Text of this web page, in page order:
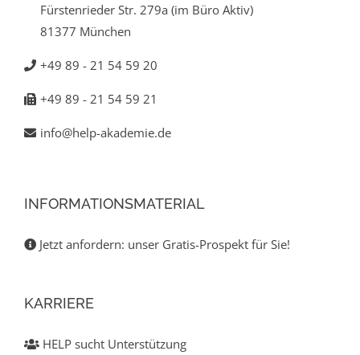
Fürstenrieder Str. 279a (im Büro Aktiv)
81377 München
+49 89 - 21 54 59 20
+49 89 - 21 54 59 21
info@help-akademie.de
INFORMATIONSMATERIAL
Jetzt anfordern: unser Gratis-Prospekt für Sie!
KARRIERE
HELP sucht Unterstützung